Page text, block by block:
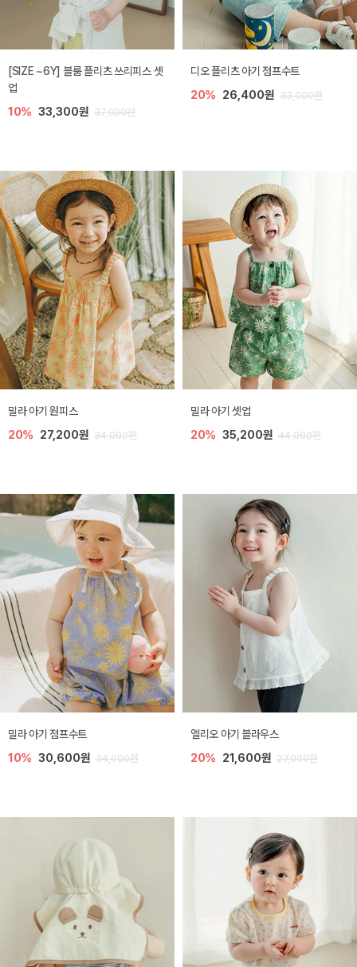
[SIZE ~6Y] 블룸 플리츠 쓰리피스 셋
업
10% 33,300원 37,000원
디오 플리츠 아기 점프수트
20% 26,400원 33,000원
밀라 아기 원피스
20% 27,200원 34,000원
밀라 아기 셋업
20% 35,200원 44,000원
밀라 아기 점프수트
10% 30,600원 34,000원
엘리오 아기 블라우스
20% 21,600원 27,000원